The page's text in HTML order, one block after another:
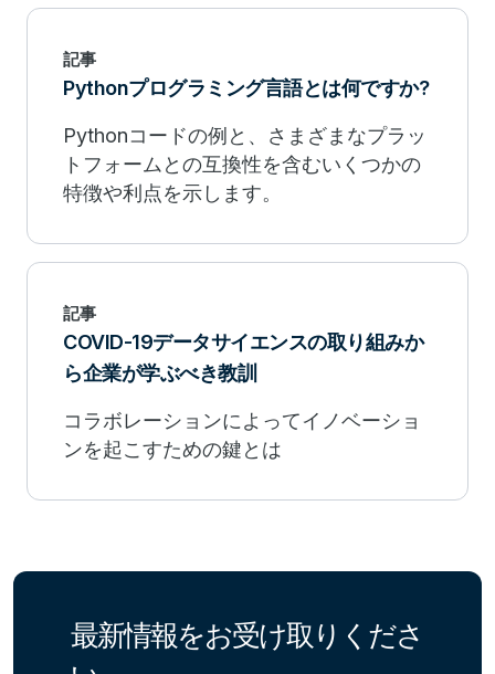
記事
Pythonプログラミング言語とは何ですか?
Pythonコードの例と、さまざまなプラッ
トフォームとの互換性を含むいくつかの
特徴や利点を示します。
記事
COVID-19データサイエンスの取り組みか
ら企業が学ぶべき教訓
コラボレーションによってイノベーショ
ンを起こすための鍵とは
最新情報をお受け取りくださ